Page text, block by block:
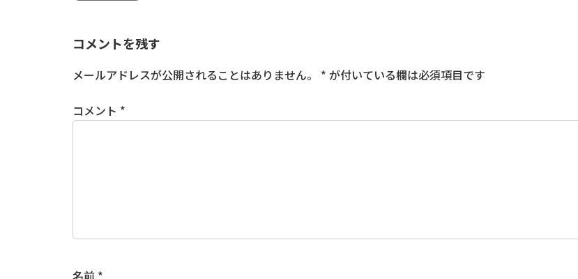
コメントを残す
メールアドレスが公開されることはありません。 * が付いている欄は必須項目です
コメント *